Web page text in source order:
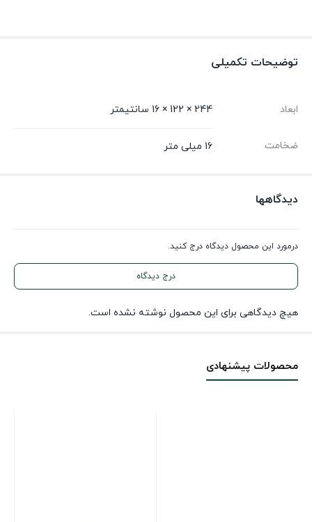
توضیحات تکمیلی
ابعاد 244 × 122 × 16 سانتیمتر
ضخامت 16 میلی متر
دیدگاهها
درمورد این محصول دیدگاه درج کنید.
درج دیدگاه
هیچ دیدگاهی برای این محصول نوشته نشده است.
محصولات پیشنهادی